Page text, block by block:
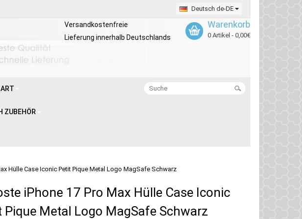
Deutsch de-DE
Versandkostenfreie
Lieferung innerhalb Deutschlands
Warenkorb
0 Artikel - 0,00€
ZUBEHÖR
Hülle Case Iconic Petit Pique Metal Logo MagSafe Schwarz
iPhone 17 Pro Max Hülle Case Iconic
Pique Metal Logo MagSafe Schwarz